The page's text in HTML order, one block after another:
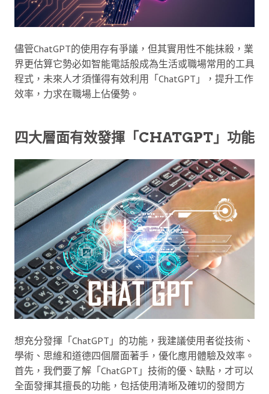
儘管ChatGPT的使用存有爭議，但其實用性不能抺殺，業
界更估算它勢必如智能電話般成為生活或職場常用的工具
程式，未來人才須懂得有效利用「ChatGPT」，提升工作
效率，力求在職場上佔優勢。
四大層面有效發揮「CHATGPT」功能
想充分發揮「ChatGPT」的功能，我建議使用者從技術、
學術、思維和道德四個層面著手，優化應用體驗及效率。
首先，我們要了解「ChatGPT」技術的優、缺點，才可以
全面發揮其擅長的功能，包括使用清晰及確切的發問方